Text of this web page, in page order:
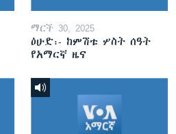
ማርች 30, 2025
ዕሁድ፡- ከምሽቱ ሦስት ሰዓት
የአማርኛ ዜና